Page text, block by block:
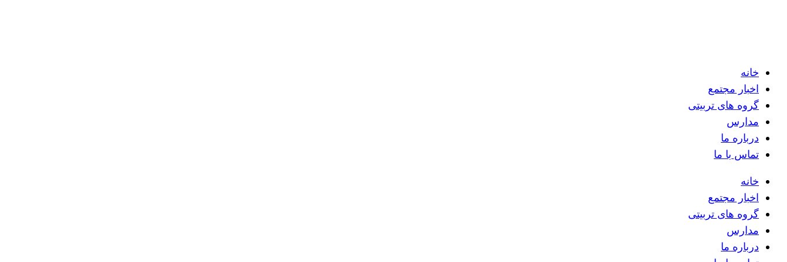
خانه
اخبار مجتمع
گروه های تربیتی
مدارس
درباره ما
تماس با ما
خانه
اخبار مجتمع
گروه های تربیتی
مدارس
درباره ما